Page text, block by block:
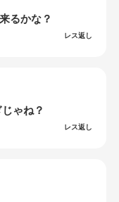
るかな？
レス返し
ゃね？
レス返し